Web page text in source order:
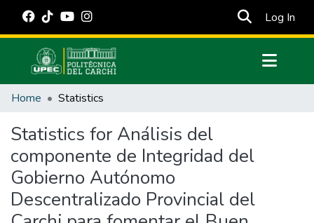
Log In
Communities & Collections
Estadísticas Externas
Manuales
Home Statistics
Statistics for Análisis del
componente de Integridad del
Gobierno Autónomo
Descentralizado Provincial del